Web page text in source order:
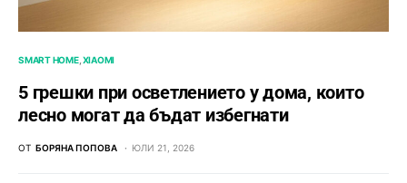
SMART HOME XIAOMI
5 грешки при осветлението у дома, които
лесно могат да бъдат избегнати
ОТ БОРЯНА ПОПОВА ЮЛИ 21, 2026